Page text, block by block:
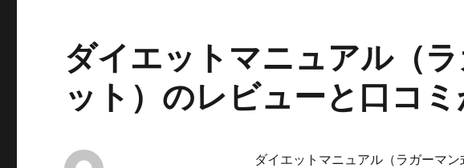
ダイエットマニュアル（
ット）のレビューと口コ
ダイエットマニュアル（ラガーマ